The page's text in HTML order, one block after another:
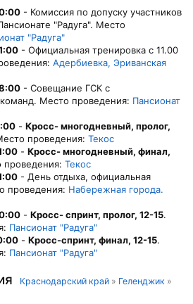
- Комиссия по допуску участников
"Радуга". Место
"Радуга"
- Официальная тренировка с 11.00
Адербиевка, Эриванская
- Совещание ГСК с
Место проведения: Пансионат
- Кросс- многодневный, пролог,
проведения: Текос
- Кросс- многодневный, финал,
проведения: Текос
- День отдыха, официальная
проведения: Набережная города.
- Кросс- спринт, пролог, 12-15.
Пансионат "Радуга"
- Кросс-спринт, финал, 12-15.
Пансионат "Радуга"
Краснодарский край » Геленджик »